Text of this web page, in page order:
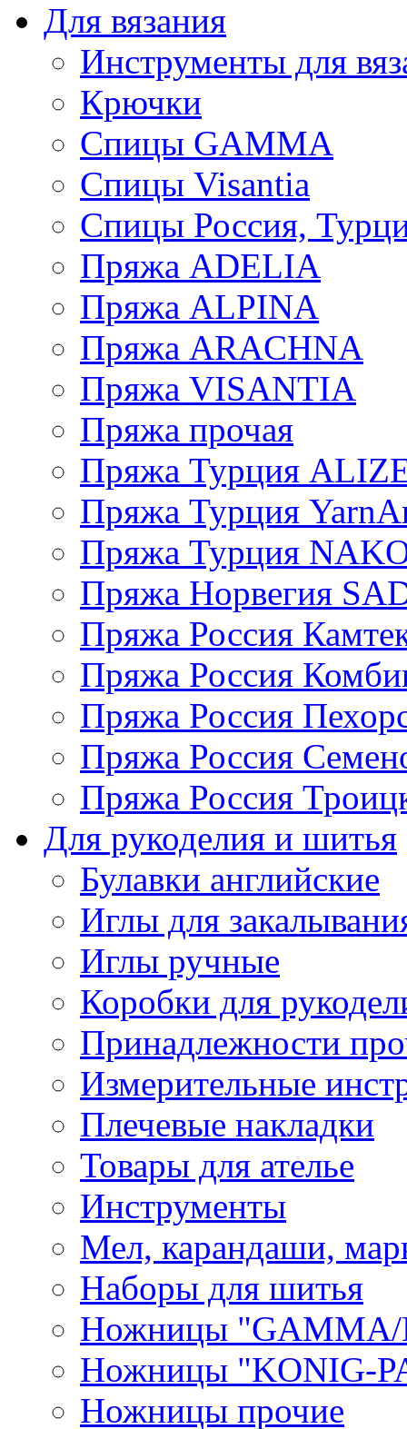
Для вязания
Инструменты для
Крючки
Спицы GAMMA
Спицы Visantia
Спицы Россия,
Пряжа ADELIA
Пряжа ALPINA
Пряжа ARACHNA
Пряжа VISANTIA
Пряжа прочая
Пряжа Турция
Пряжа Турция
Пряжа Турция
Пряжа Норвегия
Пряжа Россия
Пряжа Россия
Пряжа Россия
Пряжа Россия
Пряжа Россия
Для рукоделия и шитья
Булавки английские
Иглы для
Иглы ручные
Коробки для
Принадлежности
Измерительные
Плечевые накладки
Товары для ателье
Инструменты
Мел, карандаши,
Наборы для шитья
Ножницы "GAMMA/
Ножницы "KONIG-
Ножницы прочие